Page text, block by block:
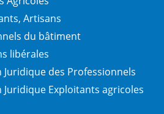
Artisans
du bâtiment
libérales
des Professionnels
Exploitants agricoles